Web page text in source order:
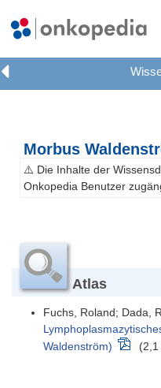
Morbus
⚠️ Die Inhalte der
Onkopedia Benutzer
Atlas
Fuchs, Roland; Dada,
Waldenström)
(2,1